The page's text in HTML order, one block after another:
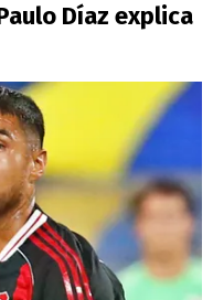
Díaz explica